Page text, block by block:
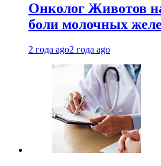
Онколог Животов
боли молочных
2 года ago2 года ago